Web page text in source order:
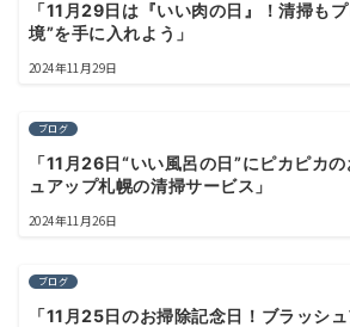
「11月29日は『いい肉の日』！清掃も
境”を手に入れよう」
2024年11月29日
ブログ
「11月26日“いい風呂の日”にピカピカ
ュアップ札幌の清掃サービス」
2024年11月26日
ブログ
「11月25日のお掃除記念日！ブラッシ